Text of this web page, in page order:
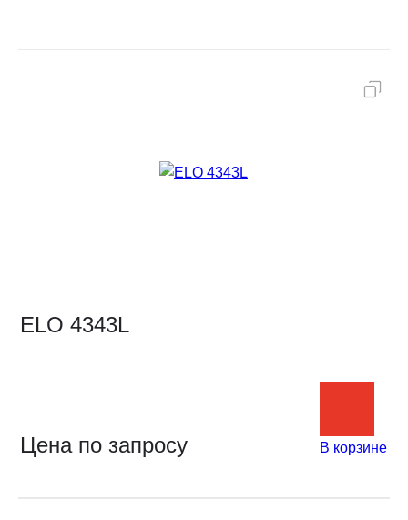
ELO 4343L
Цена по запросу В корзине